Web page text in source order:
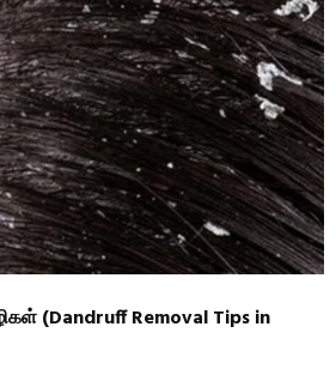
(Dandruff Removal Tips in